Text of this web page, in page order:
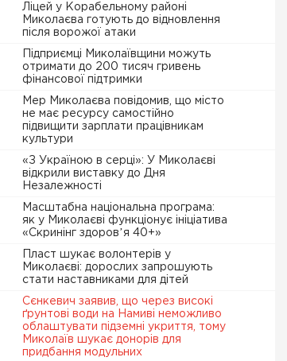
Ліцей у Корабельному районі
Миколаєва готують до відновлення
після ворожої атаки
Підприємці Миколаївщини можуть
отримати до 200 тисяч гривень
фінансової підтримки
Мер Миколаєва повідомив, що місто
не має ресурсу самостійно
підвищити зарплати працівникам
культури
«З Україною в серці»: У Миколаєві
відкрили виставку до Дня
Незалежності
Масштабна національна програма:
як у Миколаєві функціонує ініціатива
«Скринінг здоровʼя 40+»
Пласт шукає волонтерів у
Миколаєві: дорослих запрошують
стати наставниками для дітей
Сєнкевич заявив, що через високі
ґрунтові води на Намиві неможливо
облаштувати підземні укриття, тому
Миколаїв шукає донорів для
придбання модульних